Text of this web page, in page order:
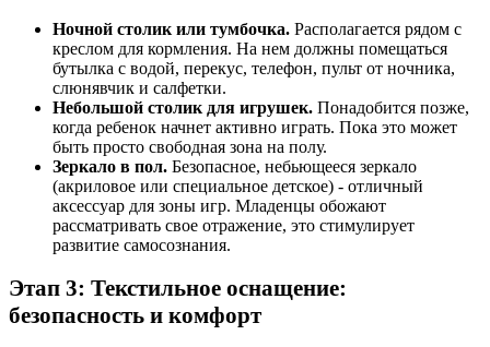
Ночной столик или тумбочка. Располагается рядом с
креслом для кормления. На нем должны помещаться
бутылка с водой, перекус, телефон, пульт от ночника,
слюнявчик и салфетки.
Небольшой столик для игрушек. Понадобится позже,
когда ребенок начнет активно играть. Пока это может
быть просто свободная зона на полу.
Зеркало в пол. Безопасное, небьющееся зеркало
(акриловое или специальное детское) - отличный
аксессуар для зоны игр. Младенцы обожают
рассматривать свое отражение, это стимулирует
развитие самосознания.
Этап 3: Текстильное оснащение:
безопасность и комфорт